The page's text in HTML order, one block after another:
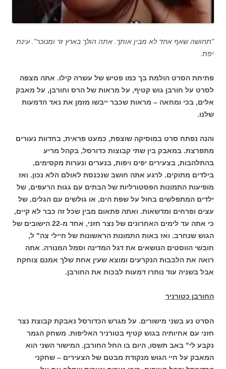
"תחושה שאף אחד לא מבין אותך. אתה הולך בארץ זר ומנוכר". עינת
יפת.
פתיחת הסרט הולמת בך כמו פטיש של עשרה קילו. אתה מצפה
לסרט על חורבן גוש קטיף, על מראות של הרס וחורבן, על מאבק
אלים, בכי ומחאה – מראות שכבר ייבשו מזמן את נאד הדמעות
שלנו.
והנה נפתח סרט במוסיקה שוצפת, כמעט פראית, בחדוות נעורים
מתפרצת. במאבק בין שתי קבוצות כדורסל, בקהל מריע
בהתלהבות, בצעירים יפים ויפות, בנערים ונערות מקסימים,
בילדים מתוקים. לרגע אתה חושב שנכנסת לאולם הלא נכון. ואז
מופיעות התמונות הפסטורליות של הבתים עם גגות הרעפים, של
ילדים המתפלשים בחול על שפת הים, או גולשים עם הגלים. של
עצים ופרחים ומדשאות. ואתה פתאום מבין שכל זה כבר לא קיים,
כי אתה עד לימים האחרונים של נצר חזני, אחד מ-22 הישובים של
הגוש שנחרב. ואז באות התמונות הראשונות של חיילי צה" ל,
חובשי הווסטים הנושאים את דגל המדינה וסמל המנורה. אתה
רואה את הלבבות הנקרעים ומוצא שעין אחת שלך אמנם צוחקת
אבל בשניה עוד נותרו דמעות לבכות את החורבן.
החורבן כטורניר
הסרט נע בשני מישורים. על מגרש הכדורסל נאבקת קבוצת נצר
חזני עם אחיותיה בגוש קטיף בטורניר האליפות. משחק הגמר
נקבע לי" באב תשסו, היום בו החל החורבן. המישור השני הוא
המאבק על חיי הגוש מנקודת מבטם של הצעירים – שחקני